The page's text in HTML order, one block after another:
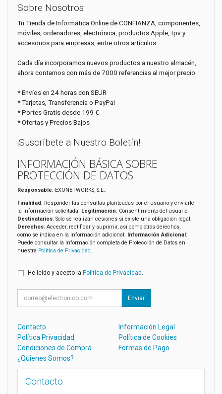
Sobre Nosotros
Tu Tienda de Informática Online de CONFIANZA, componentes,
móviles, ordenadores, electrónica, productos Apple, tpv y
accesorios para empresas, entre otros artículos.
Cada día incorporamos nuevos productos a nuestro almacén,
ahora contamos con más de 7000 referencias al mejor precio.
* Envíos en 24 horas con SEUR
* Tarjetas, Transferencia o PayPal
* Portes Gratis desde 199 €
* Ofertas y Precios Bajos
¡Suscríbete a Nuestro Boletín!
INFORMACIÓN BÁSICA SOBRE
PROTECCIÓN DE DATOS
Responsable: EXONETWORKS, S.L..
Finalidad: Responder las consultas planteadas por el usuario y enviarle
la información solicitada; Legitimación: Consentimiento del usuario;
Destinatarios: Solo se realizan cesiones si existe una obligación legal;
Derechos: Acceder, rectificar y suprimir, así como otros derechos,
como se indica en la información adicional;
Información Adicional :
Puede consultar la información completa de Protección de Datos en
nuestra Política de Privacidad .
He leído y acepto la Política de Privacidad
Enviar
Contacto
Información Legal
Política Privacidad
Política de Cookies
Condiciones de Compra
Formas de Pago
¿Quienes Somos?
Contacto